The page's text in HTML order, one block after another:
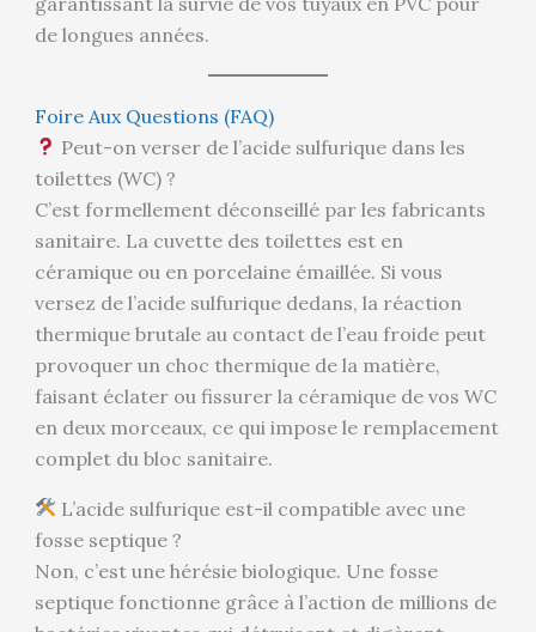
de longues années.
Foire Aux Questions (FAQ)
Peut-on verser de l’acide sulfurique dans les
toilettes (WC) ?
C’est formellement déconseillé par les fabricants
sanitaire. La cuvette des toilettes est en
céramique ou en porcelaine émaillée. Si vous
versez de l’acide sulfurique dedans, la réaction
thermique brutale au contact de l’eau froide peut
provoquer un choc thermique de la matière,
faisant éclater ou fissurer la céramique de vos WC
en deux morceaux, ce qui impose le remplacement
complet du bloc sanitaire.
L’acide sulfurique est-il compatible avec une
fosse septique ?
Non, c’est une hérésie biologique. Une fosse
septique fonctionne grâce à l’action de millions de